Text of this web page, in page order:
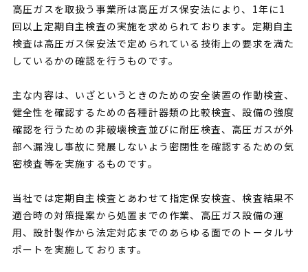
高圧ガスを取扱う事業所は高圧ガス保安法により、1年に1
回以上定期自主検査の実施を求められております。定期自主
検査は高圧ガス保安法で定められている技術上の要求を満た
しているかの確認を行うものです。
主な内容は、いざというときのための安全装置の作動検査、
健全性を確認するための各種計器類の比較検査、設備の強度
確認を行うための非破壊検査並びに耐圧検査、高圧ガスが外
部へ漏洩し事故に発展しないよう密閉性を確認するための気
密検査等を実施するものです。
当社では定期自主検査とあわせて指定保安検査、検査結果不
適合時の対策提案から処置までの作業、高圧ガス設備の運
用、設計製作から法定対応までのあらゆる面でのトータルサ
ポートを実施しております。